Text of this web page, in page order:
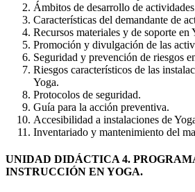
Ámbitos de desarrollo de
Características del demandante de
Recursos materiales y de soporte en
Promoción y divulgación de las
Seguridad y prevención de riesgos
Riesgos característicos de las
Yoga.
Protocolos de seguridad.
Guía para la acción preventiva.
Accesibilidad a instalaciones de
Inventariado y mantenimiento del
UNIDAD DIDÁCTICA 4.
INSTRUCCIÓN EN YOGA.